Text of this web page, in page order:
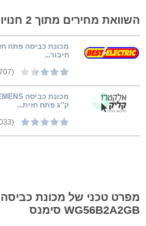
השוואת מחירים מתוך 2 חנויות
חיבור...
(707)
ק''ג פתח חזית...
(2033)
WG56B2A2GB סימנס